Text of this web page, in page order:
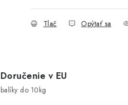
Tlač Opýtať sa
Doručenie v EU
balíky do 10kg